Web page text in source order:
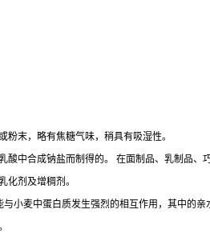
末，略有焦糖气味，稍具有吸湿性。
中合成钠盐而制得的。 在面制品、乳制品、
剂及增稠剂。
小麦中蛋白质发生强烈的相互作用，其中的